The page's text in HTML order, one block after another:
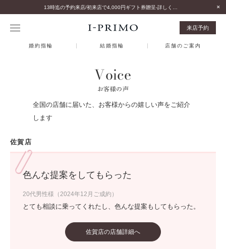
来店予約
婚約指輪 結婚指輪 店舗のご案内
Voice
お客様の声
全国の店舗に届いた、お客様からの嬉しい声をご紹介
します
佐賀店
色んな提案をしてもらった
20代男性様（2024年12月ご成約）
とても相談に乗ってくれたし、色んな提案もしてもらった。
佐賀店の店舗詳細へ